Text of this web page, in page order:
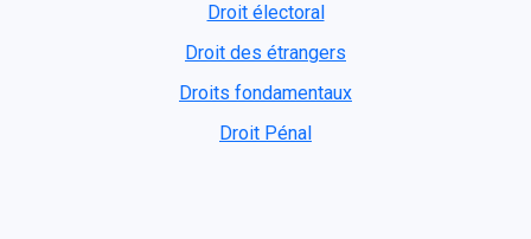
Droit électoral
Droit des étrangers
Droits fondamentaux
Droit Pénal